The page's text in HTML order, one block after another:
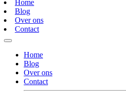
Home
Blog
Over ons
Contact
Home
Blog
Over ons
Contact